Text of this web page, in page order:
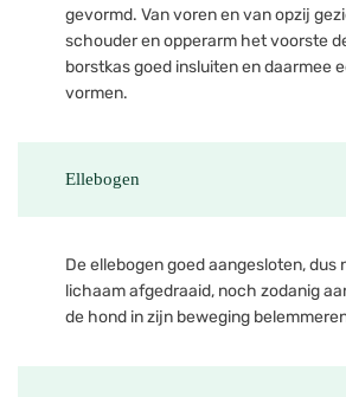
gevormd. Van voren en van opzij
schouder en opperarm het voorste
borstkas goed insluiten en daarmee
vormen.
Ellebogen
De ellebogen goed aangesloten, dus
lichaam afgedraaid, noch zodanig
de hond in zijn beweging